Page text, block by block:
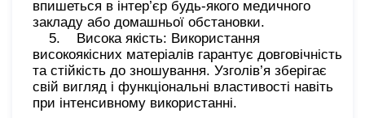
впишеться в інтер’єр будь-якого медичного
закладу або домашньої обстановки.
5. Висока якість: Використання
високоякісних матеріалів гарантує довговічність
та стійкість до зношування. Узголів’я зберігає
свій вигляд і функціональні властивості навіть
при інтенсивному використанні.